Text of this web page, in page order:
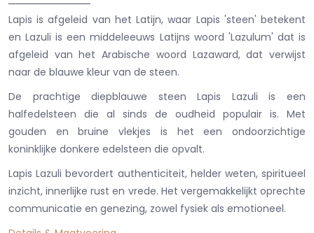
Lapis is afgeleid van het Latijn, waar Lapis 'steen' betekent
en Lazuli is een middeleeuws Latijns woord 'Lazulum' dat is
afgeleid van het Arabische woord Lazaward, dat verwijst
naar de blauwe kleur van de steen.
De prachtige diepblauwe steen Lapis Lazuli is een
halfedelsteen die al sinds de oudheid populair is. Met
gouden en bruine vlekjes is het een ondoorzichtige
koninklijke donkere edelsteen die opvalt.
Lapis Lazuli bevordert authenticiteit, helder weten, spiritueel
inzicht, innerlijke rust en vrede. Het vergemakkelijkt oprechte
communicatie en genezing, zowel fysiek als emotioneel.